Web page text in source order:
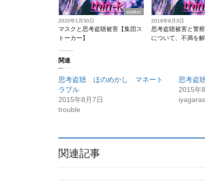
stalker
2020年1月30日
マスクと思考盗聴被害【集団ス
トーカー】
2019年8月3日
思考盗聴被害と警
について、不満を
関連
思考盗聴 ほのめかし マネート
ラブル
2015年8月7日
trouble
思考盗
2015年
関連記事